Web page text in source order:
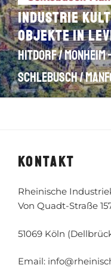
Industrie
Objekte in
Hitdorf / Monheim
Schlebusch /
KONTAKT
Rheinische
Von Quadt-Straße
51069 Köln
Email: